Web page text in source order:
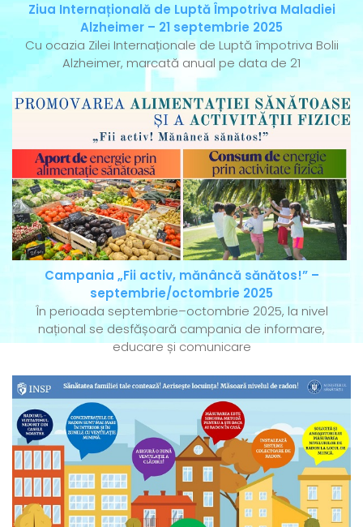
Ziua Internațională de Luptă Împotriva Maladiei
Alzheimer – 21 septembrie 2025
Cu ocazia Zilei Internaționale de Luptă împotriva Bolii
Alzheimer, marcată anual pe data de 21
Campania „Fii activ, mănâncă sănătos!” –
septembrie/octombrie 2025
În perioada septembrie–octombrie 2025, la nivel
național se desfășoară campania de informare,
educare și comunicare